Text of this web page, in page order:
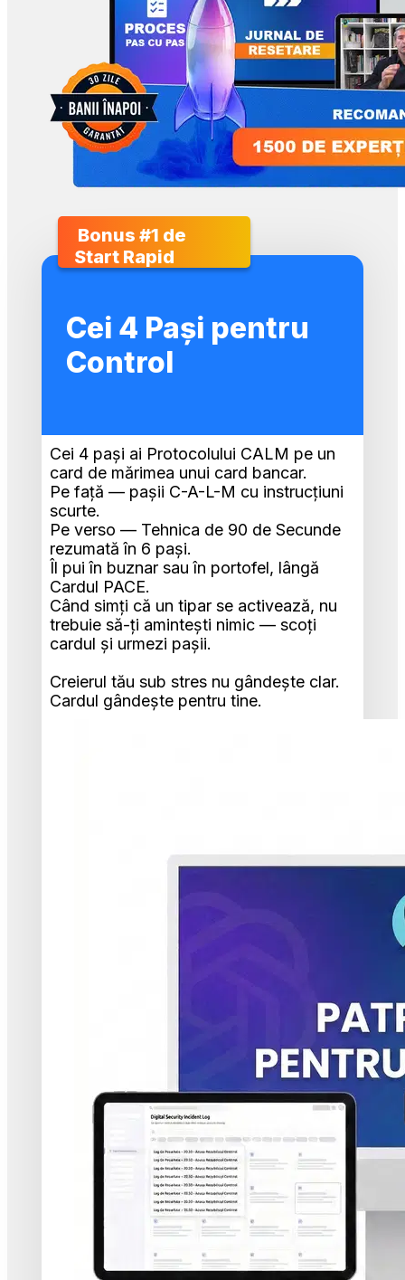
Cei 4 Pași pentru
Control
Cei 4 pași ai Protocolului CALM pe un
card de mărimea unui card bancar.
Pe față — pașii C-A-L-M cu instrucțiuni
scurte.
Pe verso — Tehnica de 90 de Secunde
rezumată în 6 pași.
Îl pui în buznar sau în portofel, lângă
Cardul PACE.
Când simți că un tipar se activează, nu
trebuie să-ți amintești nimic — scoți
cardul și urmezi pașii.
Creierul tău sub stres nu gândește clar.
Cardul gândește pentru tine.
Start Rapid